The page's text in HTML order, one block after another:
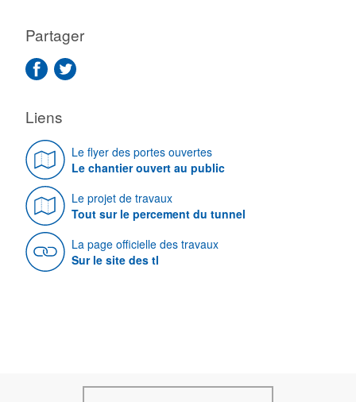
Partager
Liens
Le flyer des portes ouvertes
Le chantier ouvert au public
Le projet de travaux
Tout sur le percement du tunnel
La page officielle des travaux
Sur le site des tl